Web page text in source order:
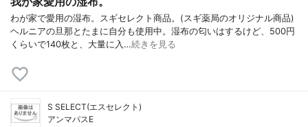
わが家で愛用の湿布。スギセレクト商品。(スギ薬局のオリジナル商品)
ヘルニアの旦那とたまに自分も使用中。湿布の匂いはするけど、500円
くらいで140枚と、大量に入…続きを見る
S SELECT(エスセレクト)
アンマパスE